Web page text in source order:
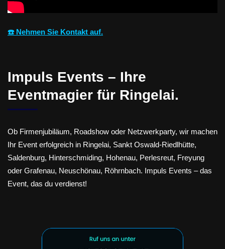
☎️ Nehmen Sie Kontakt auf.
Impuls Events – Ihre
Eventmagier für Ringelai.
Ob Firmenjubiläum, Roadshow oder Netzwerkparty, wir machen
Ihr Event erfolgreich in Ringelai, Sankt Oswald-Riedlhütte,
Saldenburg, Hinterschmiding, Hohenau, Perlesreut, Freyung
oder Grafenau, Neuschönau, Röhrnbach. Impuls Events – das
Event, das du verdienst!